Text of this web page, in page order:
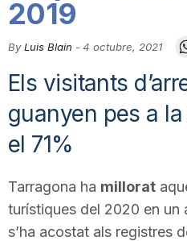
t
2019
By Luis Blain -4 octubre, 2021
Els visitants
guanyen pes a
el 71%
Tarragona ha millorat
turístiques del 2020 en un
s’ha acostat als registres